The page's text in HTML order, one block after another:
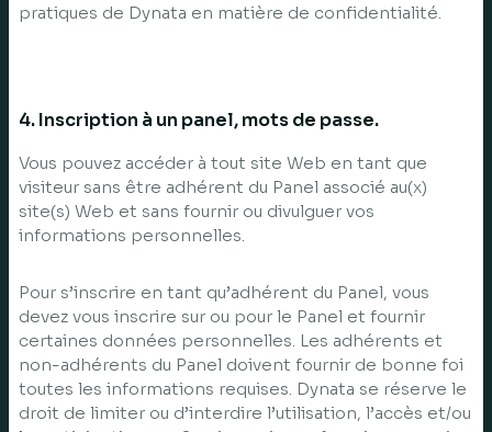
pratiques de Dynata en matière de confidentialité.
4. Inscription à un panel, mots de passe.
Vous pouvez accéder à tout site Web en tant que
visiteur sans être adhérent du Panel associé au(x)
site(s) Web et sans fournir ou divulguer vos
informations personnelles.
Pour s’inscrire en tant qu’adhérent du Panel, vous
devez vous inscrire sur ou pour le Panel et fournir
certaines données personnelles. Les adhérents et
non-adhérents du Panel doivent fournir de bonne foi
toutes les informations requises. Dynata se réserve le
droit de limiter ou d’interdire l’utilisation, l’accès et/ou